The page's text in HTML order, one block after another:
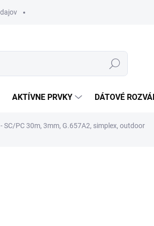
Hľadať
AKTÍVNE PRVKY DÁTOVÉ
SC/PC 30m, 3mm, G.657A2, simplex, outdoor